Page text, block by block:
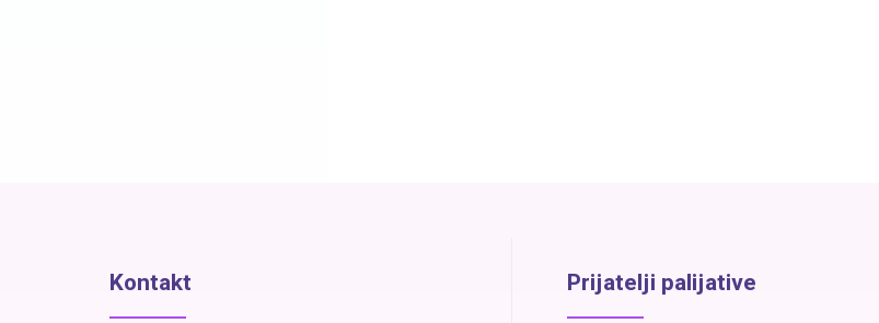
Kontakt Prijatelji palijative